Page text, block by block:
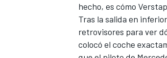
WRC
hecho, es cómo
Tras la salida en
retrovisores para ver
colocó el coche